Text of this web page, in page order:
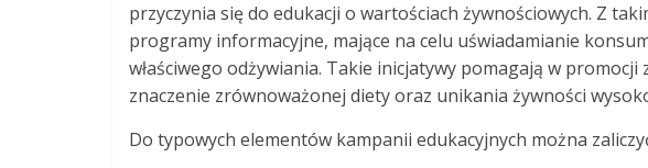
przyczynia się do edukacji o wartościach żywnościowych. Z
programy informacyjne, mające na celu uświadamianie
właściwego odżywiania. Takie inicjatywy pomagają w
znaczenie zrównoważonej diety oraz unikania żywności
Do typowych elementów kampanii edukacyjnych można